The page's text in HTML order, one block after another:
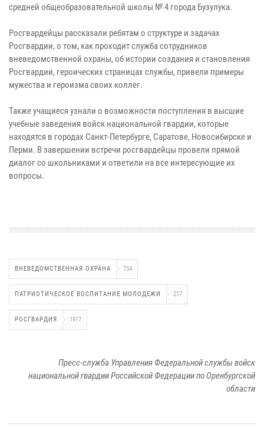
средней общеобразовательной школы № 4 города Бузулука.
Росгвардейцы рассказали ребятам о структуре и задачах
Росгвардии, о том, как проходит служба сотрудников
вневедомственной охраны, об истории создания и становления
Росгвардии, героических страницах службы, привели примеры
мужества и героизма своих коллег.
Также учащиеся узнали о возможности поступления в высшие
учебные заведения войск национальной гвардии, которые
находятся в городах Санкт-Петербурге, Саратове, Новосибирске и
Перми. В завершении встречи росгвардейцы провели прямой
диалог со школьниками и ответили на все интересующие их
вопросы.
ВНЕВЕДОМСТВЕННАЯ ОХРАНА 754
ПАТРИОТИЧЕСКОЕ ВОСПИТАНИЕ МОЛОДЕЖИ 217
РОСГВАРДИЯ 1917
Пресс-служба Управления Федеральной службы войск
национальной гвардии Российской Федерации по Оренбургской
области